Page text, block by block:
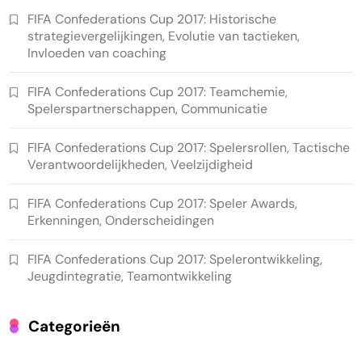
FIFA Confederations Cup 2017: Historische
strategievergelijkingen, Evolutie van tactieken,
Invloeden van coaching
FIFA Confederations Cup 2017: Teamchemie,
Spelerspartnerschappen, Communicatie
FIFA Confederations Cup 2017: Spelersrollen, Tactische
Verantwoordelijkheden, Veelzijdigheid
FIFA Confederations Cup 2017: Speler Awards,
Erkenningen, Onderscheidingen
FIFA Confederations Cup 2017: Spelerontwikkeling,
Jeugdintegratie, Teamontwikkeling
Categorieën